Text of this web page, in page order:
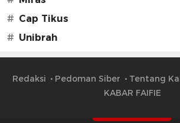
# Cap Tikus
# Unibrah
Redaksi Pedoman Siber Tentang
KABAR FAIFIE